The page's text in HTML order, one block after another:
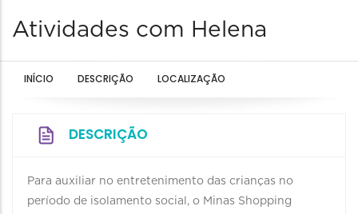
Atividades com Helena
INÍCIO DESCRIÇÃO LOCALIZAÇÃO
DESCRIÇÃO
Para auxiliar no entretenimento das crianças no
período de isolamento social, o Minas Shopping